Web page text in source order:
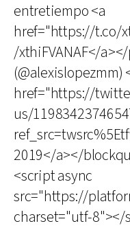
entretiempo <a
href="https://t.co/
/xthiFVANAF</
(@alexislopezmm)
href="https://
us/
2019</a></
<script async
src="https://
charset="utf-8"></